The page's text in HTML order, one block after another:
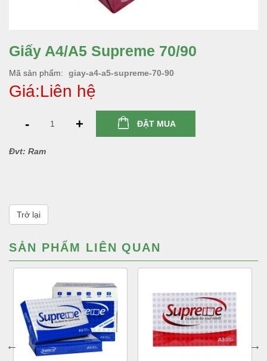
Giấy A4/A5 Supreme 70/90
Mã sản phẩm giay-a4-a5-supreme-70-90
Giá:Liên hệ
- + ĐẶT MUA
Đvt: Ram
Trở lại
SẢN PHẨM LIÊN QUAN